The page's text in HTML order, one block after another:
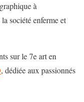
à
société enferme et
sur le 7e art en
, dédiée aux passionnés